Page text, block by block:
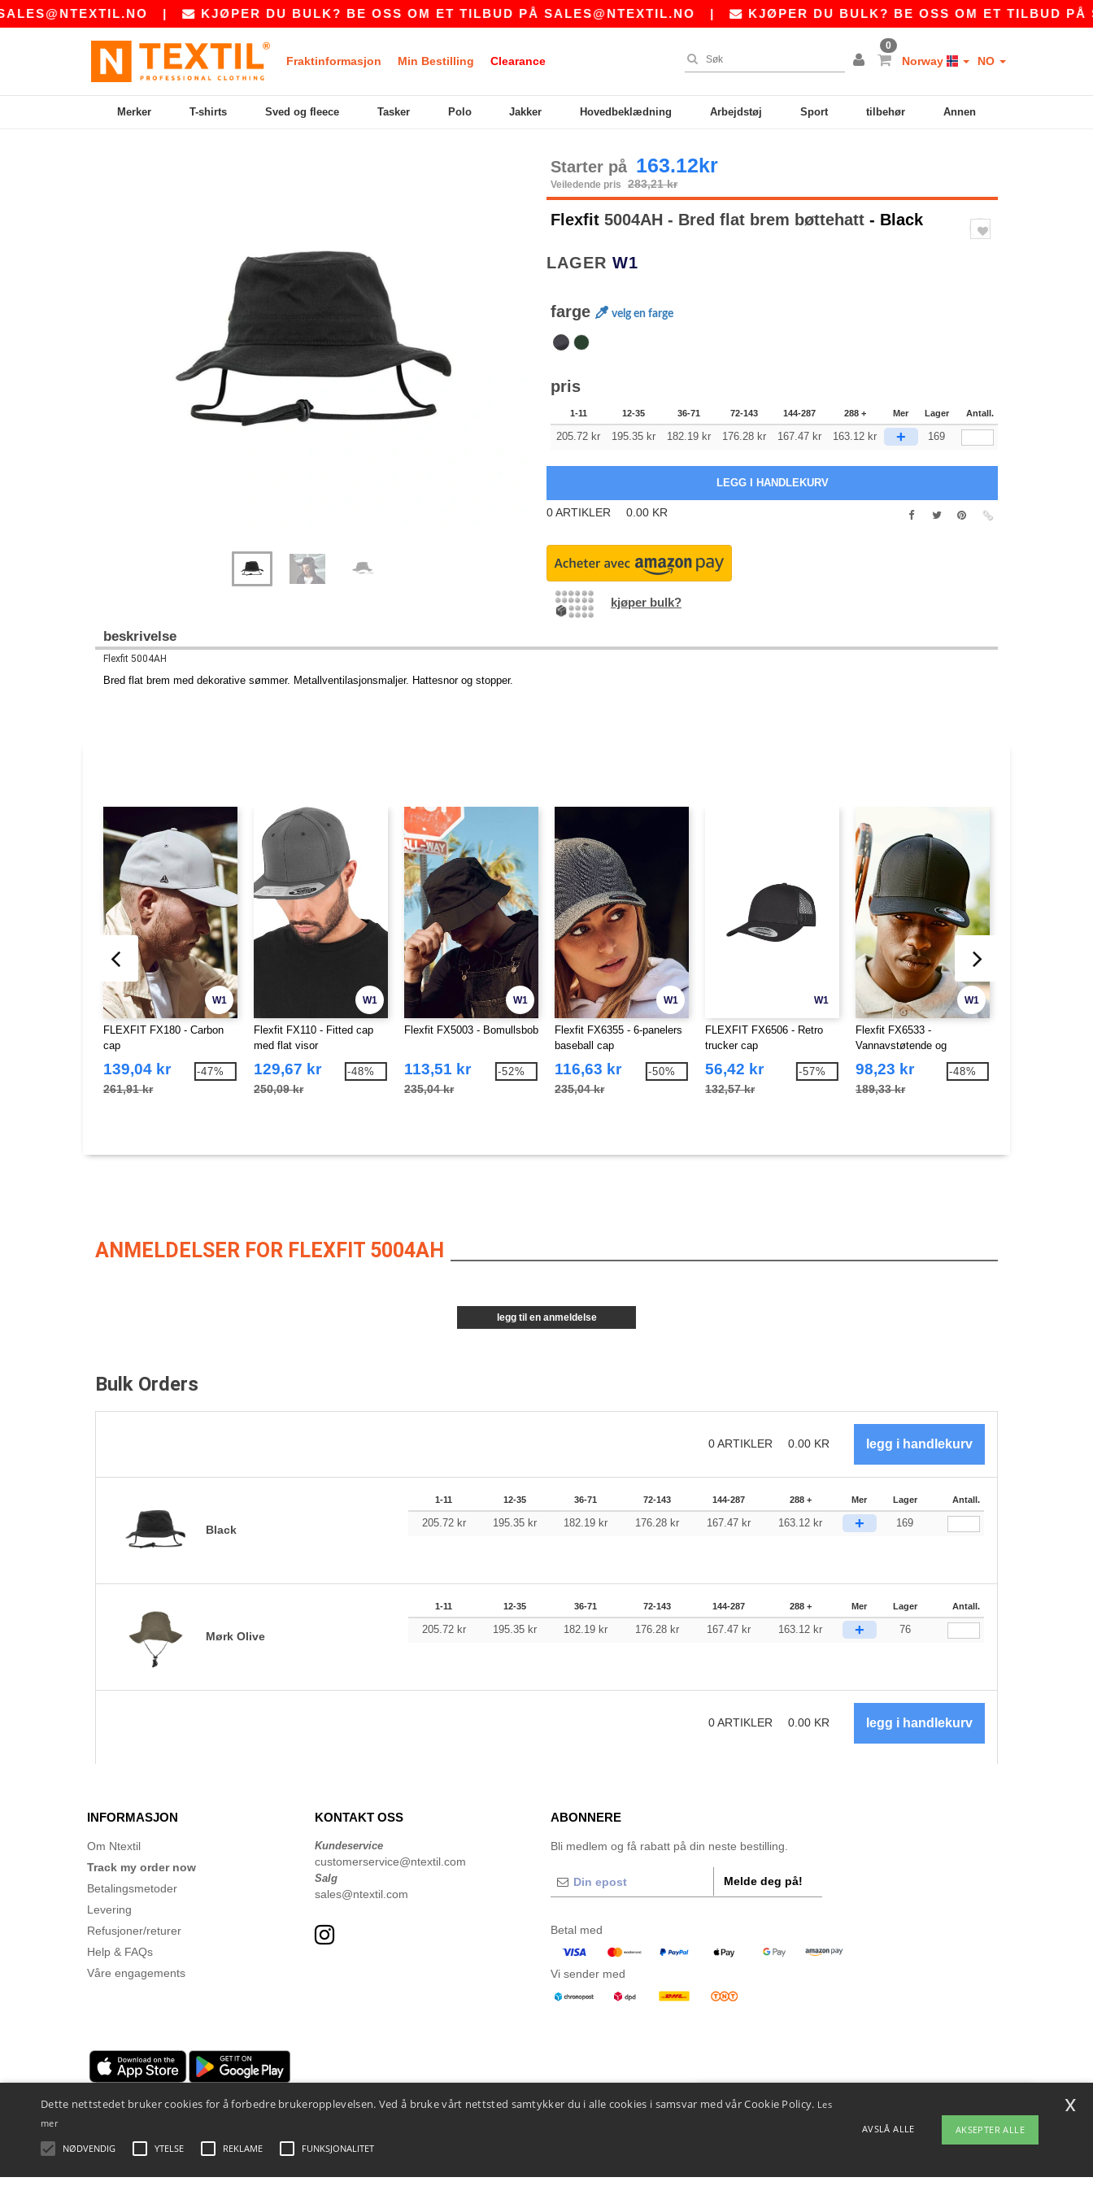
| KJØPER DU BULK? BE OSS OM ET TILBUD PÅSALES@NTEXTIL.NO| KJØPER DU BULK? BE OSS OM ET TILBUD PÅ
Fraktinformasjon Min Bestilling Clearance
0
Norway NO
Merker T-shirts Sved og fleece Tasker Polo Jakker Hovedbeklædning Arbejdstøj Sport tilbehør Annen
Starter på 163.12kr
Veiledende pris 283,21 kr
Flexfit 5004AH - Bred flat brem bøttehatt - Black
LAGER W1
farge velg en farge
pris
1-11 12-35 36-71 72-143 144-287 288 + Mer Lager Antall.
205.72 kr 195.35 kr 182.19 kr 176.28 kr 167.47 kr 163.12 kr + 169
0ARTIKLER 0.00 KR
kjøper bulk?
beskrivelse
Flexfit 5004AH
Bred flat brem med dekorative sømmer. Metallventilasjonsmaljer. Hattesnor og stopper.
W1
FLEXFIT FX180 - Carbon
cap
139,04 kr
261,91 kr
-47%
W1
Flexfit FX110 - Fitted cap
med flat visor
129,67 kr
250,09 kr
-48%
W1
Flexfit FX5003 - Bomullsbob
113,51 kr
235,04 kr
-52%
W1
Flexfit FX6355 - 6-panelers
baseball cap
116,63 kr
235,04 kr
-50%
W1
FLEXFIT FX6506 - Retro
trucker cap
56,42 kr
132,57 kr
-57%
W1
Flexfit FX6533 -
Vannavstøtende og
pustende cap
98,23 kr
189,33 kr
-48%
ANMELDELSER FOR FLEXFIT 5004AH
legg til en anmeldelse
Bulk Orders
0ARTIKLER 0.00 KR
Black
1-11 12-35 36-71 72-143 144-287 288 + Mer Lager Antall.
205.72 kr 195.35 kr 182.19 kr 176.28 kr 167.47 kr 163.12 kr + 169
Mørk Olive
1-11 12-35 36-71 72-143 144-287 288 + Mer Lager Antall.
205.72 kr 195.35 kr 182.19 kr 176.28 kr 167.47 kr 163.12 kr + 76
0ARTIKLER 0.00 KR
INFORMASJON
Om Ntextil
Track my order now
Betalingsmetoder
Levering
Refusjoner/returer
Help & FAQs
Våre engagements
KONTAKT OSS
Kundeservice
customerservice@ntextil.com
Salg
sales@ntextil.com
ABONNERE
Bli medlem og få rabatt på din neste bestilling.
Melde deg på!
Betal med
Vi sender med
Juridiske merknader-personvernerklæring-Vilkår og betingelser
Dette nettstedet bruker cookies for å forbedre brukeropplevelsen. Ved å bruke vårt nettsted samtykker du i alle cookies i samsvar med vår Cookie Policy. Les
mer
NØDVENDIG YTELSE REKLAME FUNKSJONALITET
AVSLÅ ALLE AKSEPTER ALLE
x
👋 Hei
Hvis du har spørsmål eller bekymringer, kan du kontakte oss når som helst.